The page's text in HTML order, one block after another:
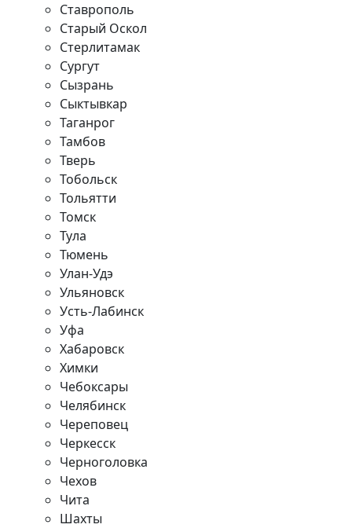
Ставрополь
Старый Оскол
Стерлитамак
Сургут
Сызрань
Сыктывкар
Таганрог
Тамбов
Тверь
Тобольск
Тольятти
Томск
Тула
Тюмень
Улан-Удэ
Ульяновск
Усть-Лабинск
Уфа
Хабаровск
Химки
Чебоксары
Челябинск
Череповец
Черкесск
Черноголовка
Чехов
Чита
Шахты